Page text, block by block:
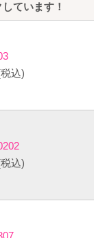
ています！
込)
込)